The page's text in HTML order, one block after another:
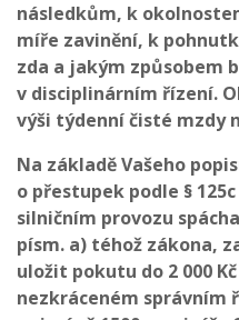
následkům, k
míře zavinění, k
zda a jakým způsobem
v disciplinárním řízení.
výši týdenní čisté mzdy
Na základě Vašeho
o přestupek podle §
silničním provozu
písm. a) téhož zákona,
uložit pokutu do 2 000
nezkráceném správním